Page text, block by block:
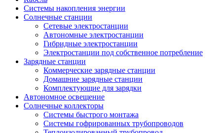
Системы накопления энергии
Солнечные станции
Сетевые электростанции
Автономные электростанции
Гибридные электростанции
Электростанции под собственное потребление
Зарядные станции
Коммерческие зарядные станции
Домашние зарядные станции
Комплектующие для зарядки
Автономное освещение
Солнечные коллекторы
Системы быстрого монтажа
Системы гофрированных трубопроводов